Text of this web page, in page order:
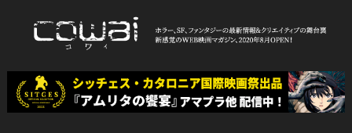
WEB映画マガジン「cowai コ
ワイ」